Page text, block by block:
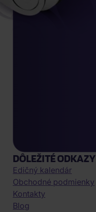
DÔLEŽITÉ ODKAZY
Edičný kalendár
Obchodné podmienky
Kontakty
Blog